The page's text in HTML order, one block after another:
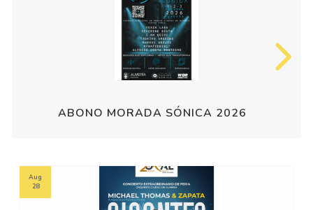
ABONO MORADA SÓNICA 2026
Aug
28